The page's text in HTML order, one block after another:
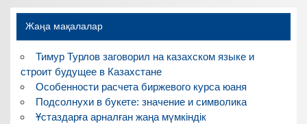
Жаңа мақалалар
Тимур Турлов заговорил на казахском языке и
строит будущее в Казахстане
Особенности расчета биржевого курса юаня
Подсолнухи в букете: значение и символика
Ұстаздарға арналған жаңа мүмкіндік